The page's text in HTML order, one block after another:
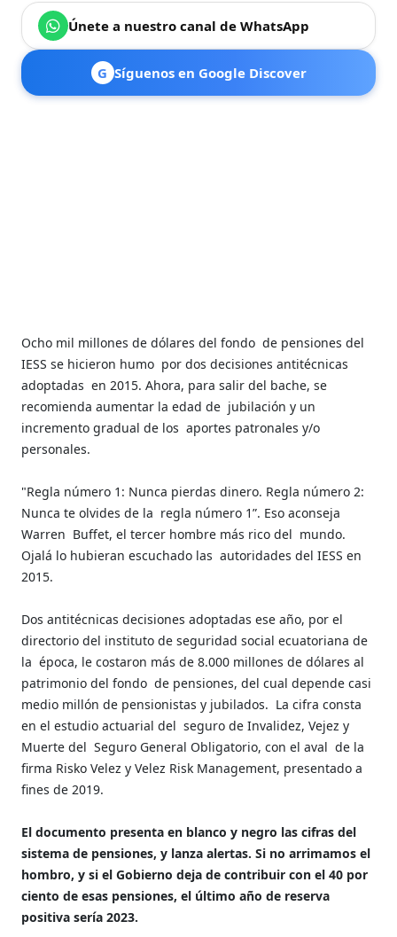
Únete a nuestro canal de WhatsApp
G Síguenos en Google Discover
Ocho mil millones de dólares del fondo de pensiones del
IESS se hicieron humo por dos decisiones antitécnicas
adoptadas en 2015. Ahora, para salir del bache, se
recomienda aumentar la edad de jubilación y un
incremento gradual de los aportes patronales y/o
personales.
"Regla número 1: Nunca pierdas dinero. Regla número 2:
Nunca te olvides de la regla número 1”. Eso aconseja
Warren Buffet, el tercer hombre más rico del mundo.
Ojalá lo hubieran escuchado las autoridades del IESS en
2015.
Dos antitécnicas decisiones adoptadas ese año, por el
directorio del instituto de seguridad social ecuatoriana de
la época, le costaron más de 8.000 millones de dólares al
patrimonio del fondo de pensiones, del cual depende casi
medio millón de pensionistas y jubilados. La cifra consta
en el estudio actuarial del seguro de Invalidez, Vejez y
Muerte del Seguro General Obligatorio, con el aval de la
firma Risko Velez y Velez Risk Management, presentado a
fines de 2019.
El documento presenta en blancoy negro las cifras del
sistema de pensiones, y lanza alertas. Si no arrimamos el
hombro, y si el Gobierno dejade contribuir con el 40 por
ciento deesas pensiones, el último año de reserva
positiva sería 2023.